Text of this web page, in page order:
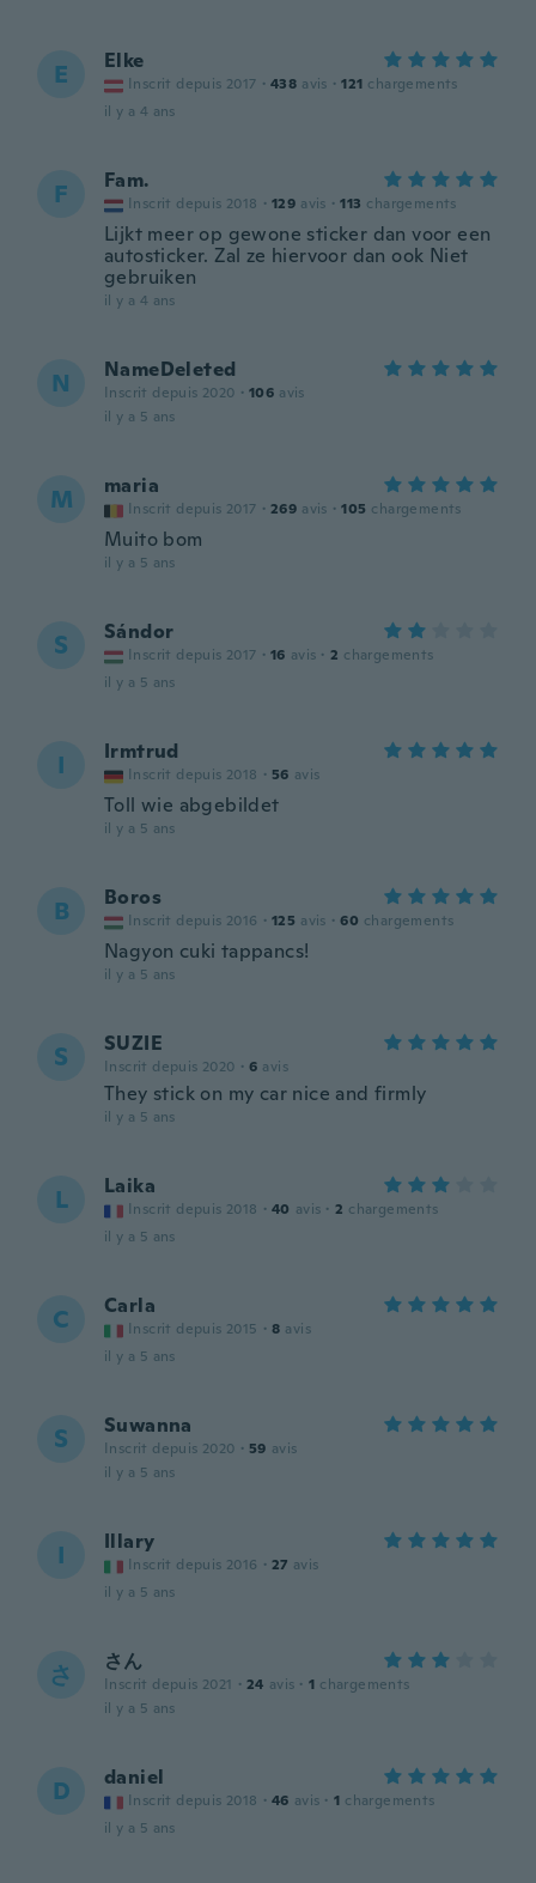
E Elke
Inscrit depuis 2017 · 438 avis · 121 chargements
il y a 4 ans
F Fam.
Inscrit depuis 2018 · 129 avis · 113 chargements
Lijkt meer op gewone sticker dan voor een
autosticker. Zal ze hiervoor dan ook Niet
gebruiken
il y a 4 ans
N NameDeleted
Inscrit depuis 2020 · 106 avis
il y a 5 ans
M maria
Inscrit depuis 2017 · 269 avis · 105 chargements
Muito bom
il y a 5 ans
S Sándor
Inscrit depuis 2017 · 16 avis · 2 chargements
il y a 5 ans
I Irmtrud
Inscrit depuis 2018 · 56 avis
Toll wie abgebildet
il y a 5 ans
B Boros
Inscrit depuis 2016 · 125 avis · 60 chargements
Nagyon cuki tappancs!
il y a 5 ans
S SUZIE
Inscrit depuis 2020 · 6 avis
They stick on my car nice and firmly
il y a 5 ans
L Laika
Inscrit depuis 2018 · 40 avis · 2 chargements
il y a 5 ans
C Carla
Inscrit depuis 2015 · 8 avis
il y a 5 ans
S Suwanna
Inscrit depuis 2020 · 59 avis
il y a 5 ans
I Illary
Inscrit depuis 2016 · 27 avis
il y a 5 ans
さ さん
Inscrit depuis 2021 · 24 avis · 1 chargements
il y a 5 ans
D daniel
Inscrit depuis 2018 · 46 avis · 1 chargements
il y a 5 ans